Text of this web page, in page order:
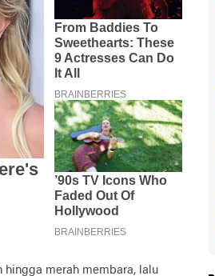
hingga merah membara, lalu